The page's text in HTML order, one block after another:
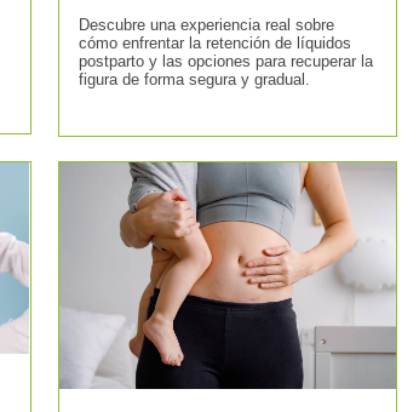
Descubre una experiencia real sobre
cómo enfrentar la retención de líquidos
postparto y las opciones para recuperar la
figura de forma segura y gradual.